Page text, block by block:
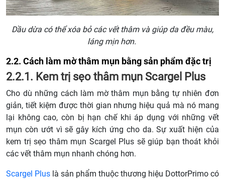
Dầu dừa có thể xóa bỏ các vết thâm và giúp da đều màu,
láng mịn hơn.
2.2. Cách làm mờ thâm mụn bằng sản phẩm đặc trị
2.2.1. Kem trị sẹo thâm mụn Scargel Plus
Cho dù những cách làm mờ thâm mụn bằng tự nhiên đơn
giản, tiết kiệm được thời gian nhưng hiệu quả mà nó mang
lại không cao, còn bị hạn chế khi áp dụng với những vết
mụn còn ướt vì sẽ gây kích ứng cho da. Sự xuất hiện của
kem trị sẹo thâm mụn Scargel Plus sẽ giúp bạn thoát khỏi
các vết thâm mụn nhanh chóng hơn.
Scargel Plus là sản phẩm thuộc thương hiệu DottorPrimo có